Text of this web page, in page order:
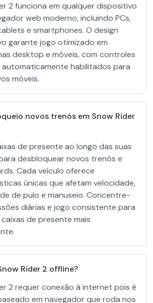
2 funciona em qualquer dispositivo
web moderno, incluindo PCs,
e smartphones. O design
garante jogo otimizado em
desktop e móveis, com controles
habilitados para
móveis.
novos trenós em Snow Rider
de presente ao longo das suas
desbloquear novos trenós e
Cada veículo oferece
únicas que afetam velocidade,
de pulo e manuseio. Concentre-
diárias e jogo consistente para
de presente mais
Rider 2 offline?
2 requer conexão à internet pois é
em navegador que roda nos